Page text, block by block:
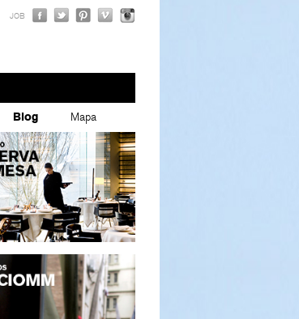
JOB
Blog Mapa